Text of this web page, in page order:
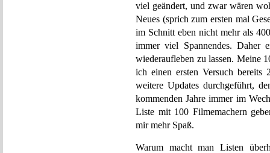
viel geändert, und zwar wären
Neues (sprich zum ersten mal
im Schnitt eben nicht mehr als
immer viel Spannendes. Daher
wiederaufleben zu lassen. Meine
ich einen ersten Versuch bereits
weitere Updates durchgeführt,
kommenden Jahre immer im
Liste mit 100 Filmemachern
mir mehr Spaß.
Warum macht man Listen